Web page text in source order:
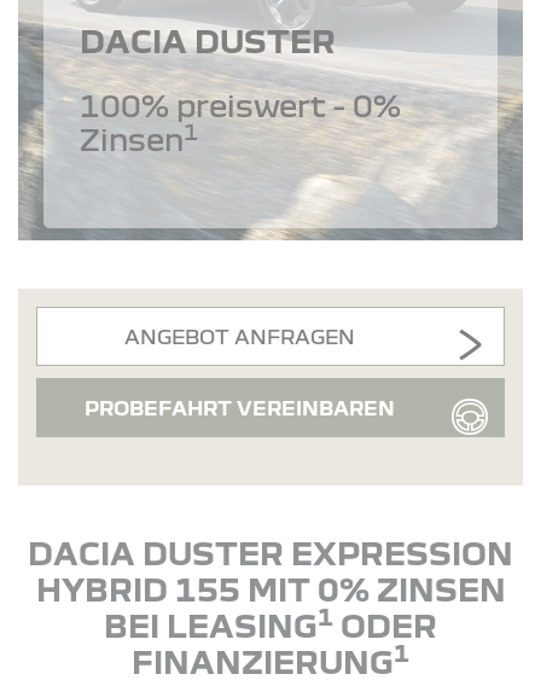
DACIA DUSTER
100% preiswert - 0%
Zinsen1
ANGEBOT ANFRAGEN
PROBEFAHRT VEREINBAREN
DACIA DUSTER EXPRESSION
HYBRID 155 MIT 0% ZINSEN
BEI LEASING1 ODER
FINANZIERUNG1